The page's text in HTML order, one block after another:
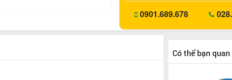
0901.689.678
Có thể bạn